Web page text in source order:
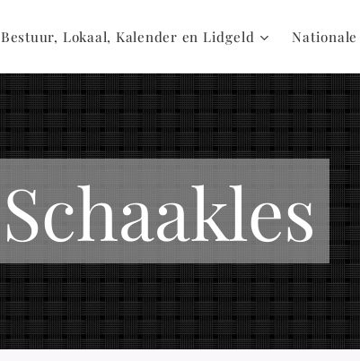
Bestuur, Lokaal, Kalender en Lidgeld
Schaakles